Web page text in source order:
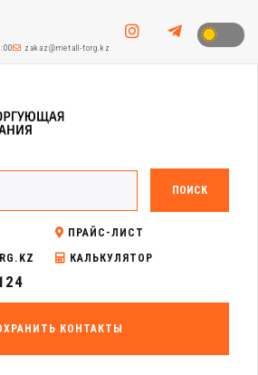
zakaz@metall-torg.kz
ПОИСК
ПРАЙС-ЛИСТ
КАЛЬКУЛЯТОР
КОНТАКТЫ